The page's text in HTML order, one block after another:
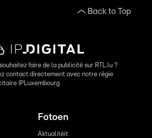
Back to Top
faire de la publicité sur RTL.lu ?
contact directement avec notre régie
IPLuxembourg
Fotoen
Aktualitéit